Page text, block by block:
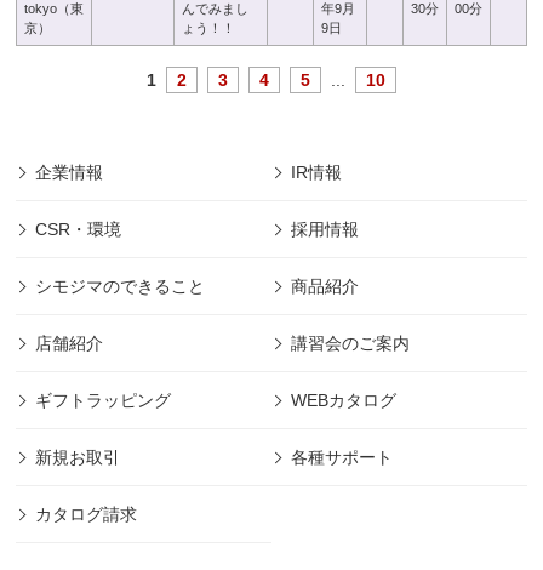
tokyo（東
京）
んでみまし
ょう！！
年9月
9日
30分
00分
1 2 3 4 5 10
企業情報 IR情報
CSR・環境 採用情報
シモジマのできること 商品紹介
店舗紹介 講習会のご案内
ギフトラッピング WEBカタログ
新規お取引 各種サポート
カタログ請求